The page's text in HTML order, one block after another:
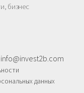
бизнес
info@invest2b.com
данных